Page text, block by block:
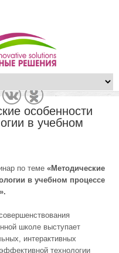
особенности
в учебном
по теме «Методические
в учебном процессе
школе выступает
интерактивных
технологии